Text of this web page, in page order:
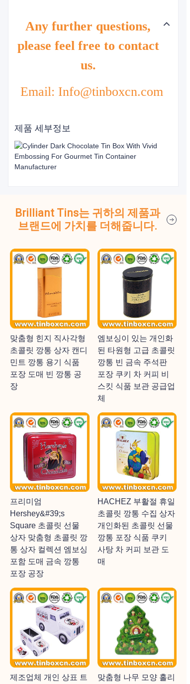
Any further questions,
please feel free to contact
us.
Email: Info@tinboxcn.com
제품 세부정보
Brilliant Tins는 귀하의 제품과
브랜드에 가치를 더해줍니다.
맞춤형 힌지 직사각형
초콜릿 깡통 상자 캔디
민트 깡통 용기 식품
포장 도매 빈 깡통 공
장
엠보싱이 있는 개인화
된 타원형 고급 초콜릿
깡통 빈 금속 주석판
포장 쿠키 차 커피 비
스킷 식품 보관 공급업
체
프리미엄
Hershey&#39;s
Square 초콜릿 선물
상자 맞춤형 초콜릿 깡
통 상자 컬렉션 엠보싱
포함 도매 금속 깡통
포장 공장
HACHEZ 부활절 휴일
초콜릿 깡통 수집 상자
개인화된 초콜릿 선물
깡통 포장 식품 쿠키
사탕 차 커피 보관 도
매
제조업체 개인 상표 트 맞춤형 나무 모양 홀리